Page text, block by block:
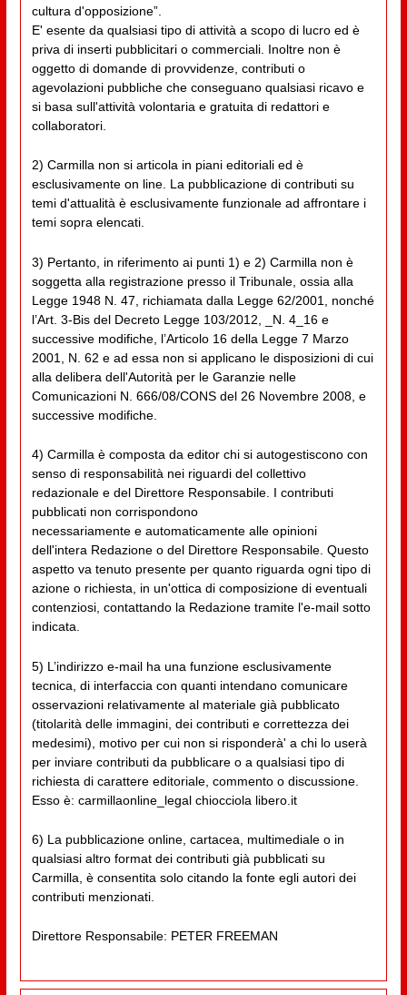
cultura d'opposizione”.
E' esente da qualsiasi tipo di attività a scopo di lucro ed è
priva di inserti pubblicitari o commerciali. Inoltre non è
oggetto di domande di provvidenze, contributi o
agevolazioni pubbliche che conseguano qualsiasi ricavo e
si basa sull'attività volontaria e gratuita di redattori e
collaboratori.
2) Carmilla non si articola in piani editoriali ed è
esclusivamente on line. La pubblicazione di contributi su
temi d'attualità è esclusivamente funzionale ad affrontare i
temi sopra elencati.
3) Pertanto, in riferimento ai punti 1) e 2) Carmilla non è
soggetta alla registrazione presso il Tribunale, ossia alla
Legge 1948 N. 47, richiamata dalla Legge 62/2001, nonché
l’Art. 3-Bis del Decreto Legge 103/2012, _N. 4_16 e
successive modifiche, l’Articolo 16 della Legge 7 Marzo
2001, N. 62 e ad essa non si applicano le disposizioni di cui
alla delibera dell'Autorità per le Garanzie nelle
Comunicazioni N. 666/08/CONS del 26 Novembre 2008, e
successive modifiche.
4) Carmilla è composta da editor chi si autogestiscono con
senso di responsabilità nei riguardi del collettivo
redazionale e del Direttore Responsabile. I contributi
pubblicati non corrispondono
necessariamente e automaticamente alle opinioni
dell'intera Redazione o del Direttore Responsabile. Questo
aspetto va tenuto presente per quanto riguarda ogni tipo di
azione o richiesta, in un'ottica di composizione di eventuali
contenziosi, contattando la Redazione tramite l'e-mail sotto
indicata.
5) L’indirizzo e-mail ha una funzione esclusivamente
tecnica, di interfaccia con quanti intendano comunicare
osservazioni relativamente al materiale già pubblicato
(titolarità delle immagini, dei contributi e correttezza dei
medesimi), motivo per cui non si risponderà' a chi lo userà
per inviare contributi da pubblicare o a qualsiasi tipo di
richiesta di carattere editoriale, commento o discussione.
Esso è: carmillaonline_legal chiocciola libero.it
6) La pubblicazione online, cartacea, multimediale o in
qualsiasi altro format dei contributi già pubblicati su
Carmilla, è consentita solo citando la fonte egli autori dei
contributi menzionati.
Direttore Responsabile: PETER FREEMAN